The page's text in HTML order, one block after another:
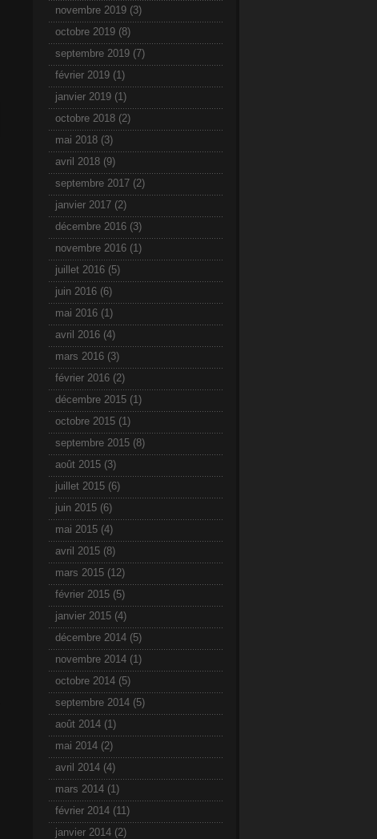
novembre 2019 (3)
octobre 2019 (8)
septembre 2019 (7)
février 2019 (1)
janvier 2019 (1)
octobre 2018 (2)
mai 2018 (3)
avril 2018 (9)
septembre 2017 (2)
janvier 2017 (2)
décembre 2016 (3)
novembre 2016 (1)
juillet 2016 (5)
juin 2016 (6)
mai 2016 (1)
avril 2016 (4)
mars 2016 (3)
février 2016 (2)
décembre 2015 (1)
octobre 2015 (1)
septembre 2015 (8)
août 2015 (3)
juillet 2015 (6)
juin 2015 (6)
mai 2015 (4)
avril 2015 (8)
mars 2015 (12)
février 2015 (5)
janvier 2015 (4)
décembre 2014 (5)
novembre 2014 (1)
octobre 2014 (5)
septembre 2014 (5)
août 2014 (1)
mai 2014 (2)
avril 2014 (4)
mars 2014 (1)
février 2014 (11)
janvier 2014 (2)